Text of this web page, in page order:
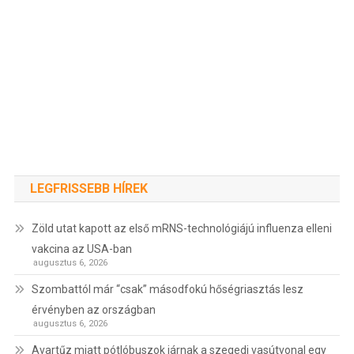
LEGFRISSEBB HÍREK
Zöld utat kapott az első mRNS-technológiájú influenza elleni
vakcina az USA-ban
augusztus 6, 2026
Szombattól már “csak” másodfokú hőségriasztás lesz
érvényben az országban
augusztus 6, 2026
Avartűz miatt pótlóbuszok járnak a szegedi vasútvonal egy